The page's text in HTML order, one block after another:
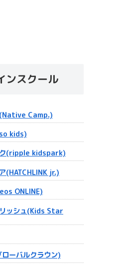
ンスクール
(Native Camp.)
kids)
ク(ripple kidspark)
(HATCHLINK jr.)
ONLINE)
ッシュ(Kids Star
ーバルクラウン)